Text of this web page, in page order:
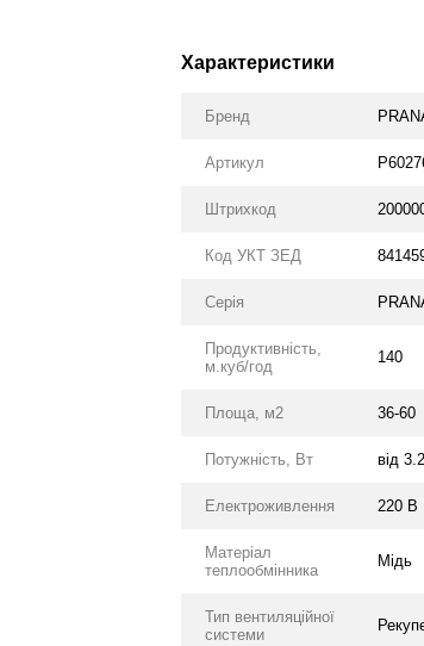
Характеристики
Бренд
Артикул
Штрихкод
Код УКТ ЗЕД
Серія
Продуктивність,
м.куб/год
140
Площа, м2 36-60
Потужність, Вт від
Електроживлення 220 В
Матеріал
теплообмінника
Мідь
Тип вентиляційної
системи